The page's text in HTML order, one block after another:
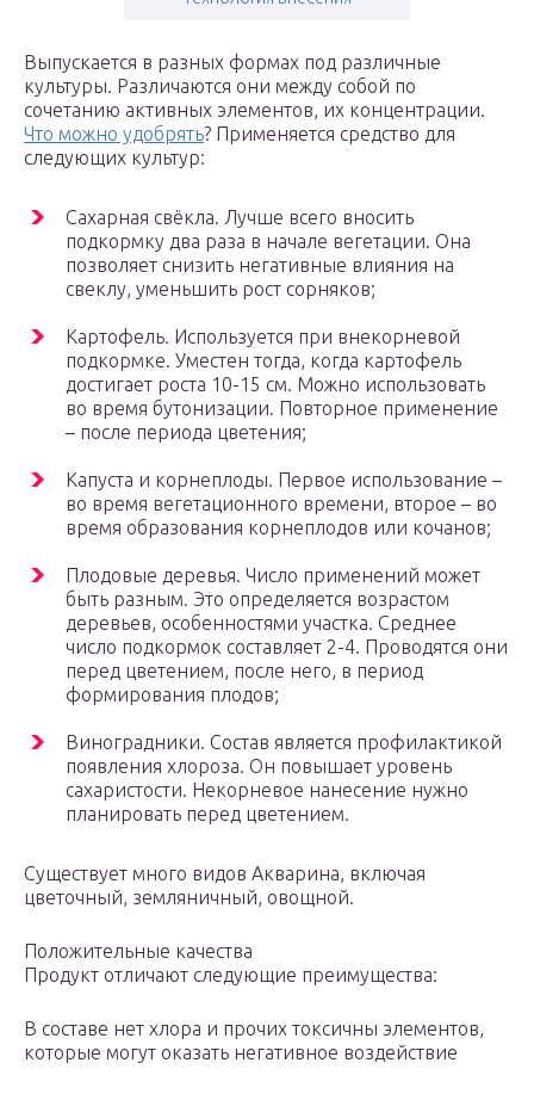
Выпускается в разных формах под различные
культуры. Различаются они между собой по
сочетанию активных элементов, их концентрации.
Что можно удобрять? Применяется средство для
следующих культур:
Сахарная свёкла. Лучше всего вносить
подкормку два раза в начале вегетации. Она
позволяет снизить негативные влияния на
свеклу, уменьшить рост сорняков;
Картофель. Используется при внекорневой
подкормке. Уместен тогда, когда картофель
достигает роста 10-15 см. Можно использовать
во время бутонизации. Повторное применение
– после периода цветения;
Капуста и корнеплоды. Первое использование –
во время вегетационного времени, второе – во
время образования корнеплодов или кочанов;
Плодовые деревья. Число применений может
быть разным. Это определяется возрастом
деревьев, особенностями участка. Среднее
число подкормок составляет 2-4. Проводятся они
перед цветением, после него, в период
формирования плодов;
Виноградники. Состав является профилактикой
появления хлороза. Он повышает уровень
сахаристости. Некорневое нанесение нужно
планировать перед цветением.
Существует много видов Акварина, включая
цветочный, земляничный, овощной.
Положительные качества
Продукт отличают следующие преимущества:
В составе нет хлора и прочих токсичны элементов,
которые могут оказать негативное воздействие